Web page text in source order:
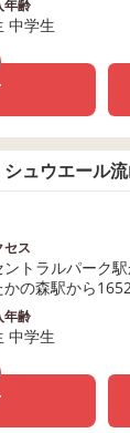
年齢
中学生
シュウエール
セス
ントラルパーク
かの森駅から
年齢
中学生